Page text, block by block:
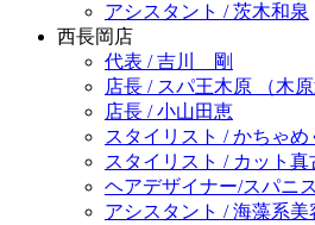
アシスタント / 茨木和泉
西長岡店
代表 / 吉川 剛
店長 / スパ王木原 （木原
店長 / 小山田恵
スタイリスト / かちゃ
スタイリスト / カット
ヘアデザイナー/スパニ
アシスタント / 海藻系